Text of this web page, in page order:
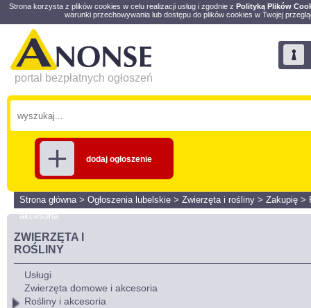
Strona korzysta z plików cookies w celu realizacji usług i zgodnie z Polityką Plików
warunki przechowywania lub dostępu do plików cookies w Twojej
portal bezpłatnych ogłoszeń
dodaj ogłoszenie
Strona główna> Ogłoszenia lubelskie > Zwierzęta i rośliny > Zakupię >
akcesoria
ZWIERZĘTA I
ROŚLINY
Usługi
Zwierzęta domowe i akcesoria
Rośliny i akcesoria